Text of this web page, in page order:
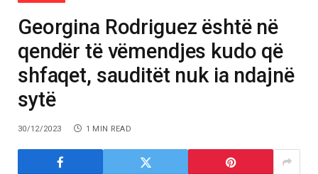
Georgina Rodriguez është në
qendër të vëmendjes kudo që
shfaqet, sauditët nuk ia ndajnë
sytë
30/12/2023 1 MIN READ